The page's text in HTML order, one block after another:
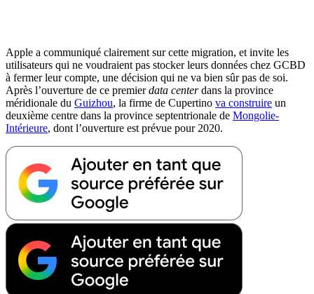
Apple a communiqué clairement sur cette migration, et invite les
utilisateurs qui ne voudraient pas stocker leurs données chez GCBD
à fermer leur compte, une décision qui ne va bien sûr pas de soi.
Après l’ouverture de ce premierdata centerdans la province
méridionale du Guizhou, la firme de Cupertino va construire un
deuxième centre dans la province septentrionale de Mongolie-
Intérieure, dont l’ouverture est prévue pour 2020.